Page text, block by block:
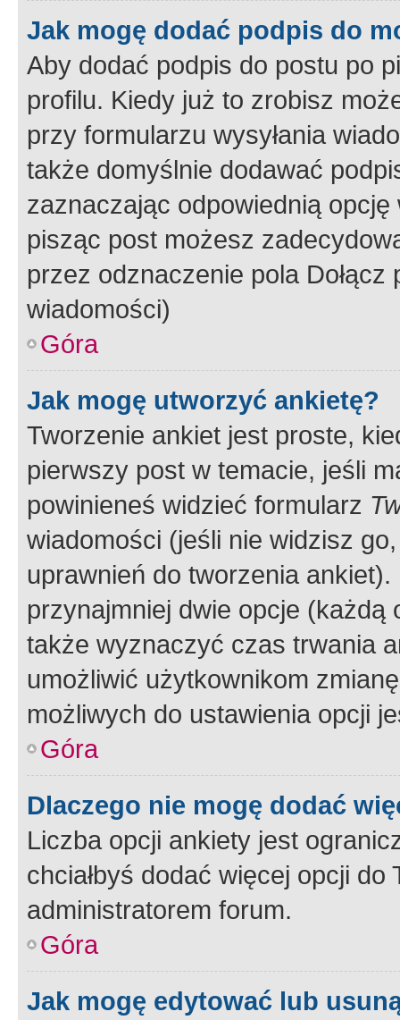
Jak mogę dodać podpis do
Aby dodać podpis do postu po
profilu. Kiedy już to zrobisz
przy formularzu wysyłania
także domyślnie dodawać
zaznaczając odpowiednią
pisząc post możesz
przez odznaczenie pola
wiadomości)
Góra
Jak mogę utworzyć ankietę?
Tworzenie ankiet jest proste,
pierwszy post w temacie, jeśli
powinieneś widzieć formularz
wiadomości (jeśli nie widzisz
uprawnień do tworzenia
przynajmniej dwie opcje
także wyznaczyć czas trwania
umożliwić użytkownikom
możliwych do ustawienia opcji
Góra
Dlaczego nie mogę dodać
Liczba opcji ankiety jest
chciałbyś dodać więcej opcji
administratorem forum.
Góra
Jak mogę edytować lub